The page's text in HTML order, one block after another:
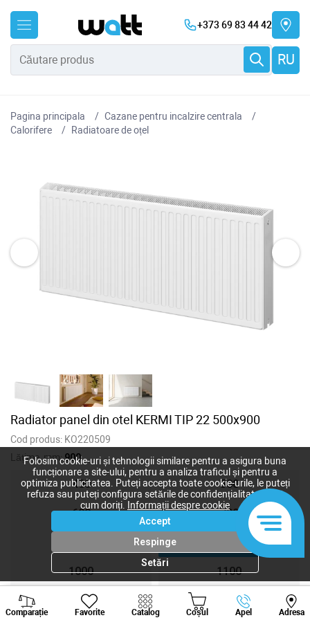
+373 69 83 44 42
RU
Pagina principala
Cazane pentru incalzire centrala
Сalorifere
Radiatoare de oțel
Radiator panel din otel KERMI TIP 22 500x900
Cod produs: KO220509
Lățime, mm:900
400 500
600 700
900
1000 1100
1200 1300
Comparație Favorite Catalog Coșul Apel Adresa
Viber Whatsapp
Folosim cookie-uri și tehnologii similare pentru a asigura buna
funcționare a site-ului, pentru a analiza traficul și pentru a
optimiza publicitatea. Puteți accepta toate cookie-urile, le puteți
refuza sau puteți configura setările de confidențialitate după
cum doriți.
Informații despre cookie
Accept
Respinge
Setări